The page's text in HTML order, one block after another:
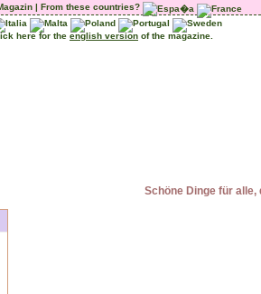
| From these countries?
here for the english version of the magazine.
Schöne Dinge für